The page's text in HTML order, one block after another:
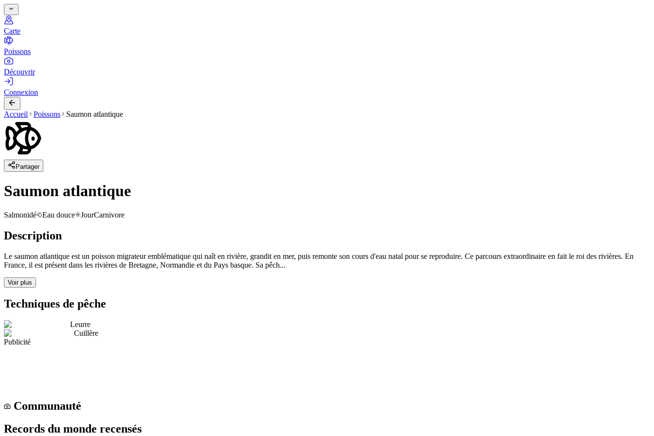
Carte
Poissons
Découvrir
Connexion
Accueil Poissons Saumon atlantique
Partager
Saumon atlantique
Salmonidé Eau douce JourCarnivore
Description
Le saumon atlantique est un poisson migrateur emblématique qui naît en rivière, grandit en mer, puis remonte son cours d'eau natal pour se reproduire. Ce parcours extraordinaire en fait le roi des rivières. En
France, il est présent dans les rivières de Bretagne, Normandie et du Pays basque. Sa pêch...
Voir plus
Techniques de pêche
Leurre
Cuillère
Publicité
Communauté
Records du monde recensés